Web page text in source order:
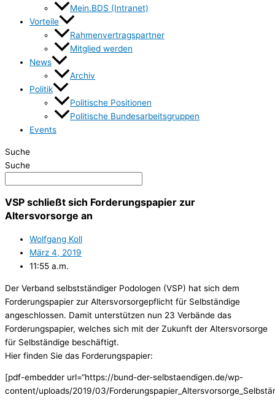
Mein.BDS (Intranet)
Vorteile
Rahmenvertragspartner
Mitglied werden
News
Archiv
Politik
Politische Positionen
Politische Bundesarbeitsgruppen
Events
Suche
Suche
VSP schließt sich Forderungspapier zur
Altersvorsorge an
Wolfgang Koll
März 4, 2019
11:55 a.m.
Der Verband selbstständiger Podologen (VSP) hat sich dem
Forderungspapier zur Altersvorsorgepflicht für Selbständige
angeschlossen. Damit unterstützen nun 23 Verbände das
Forderungspapier, welches sich mit der Zukunft der Altersvorsorge
für Selbständige beschäftigt.
Hier finden Sie das Forderungspapier:
[pdf-embedder url=“https://bund-der-selbstaendigen.de/wp-
content/uploads/2019/03/